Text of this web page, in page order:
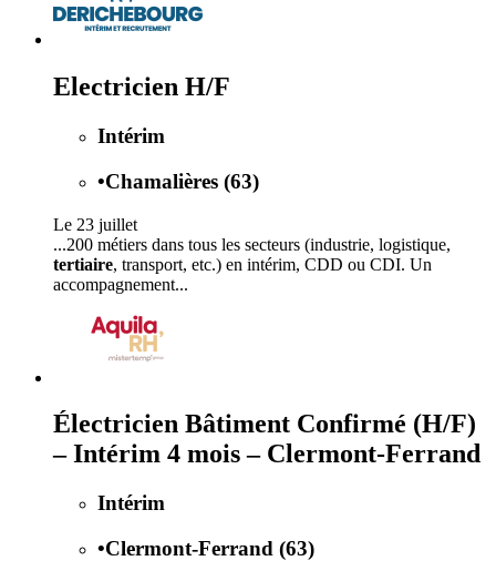
Electricien H/F
Intérim
•Chamalières (63)
Le 23 juillet
...200 métiers dans tous les secteurs (industrie, logistique,
tertiaire, transport, etc.) en intérim, CDD ou CDI. Un
accompagnement...
Électricien Bâtiment Confirmé (H/F)
– Intérim 4 mois – Clermont-Ferrand
Intérim
•Clermont-Ferrand (63)